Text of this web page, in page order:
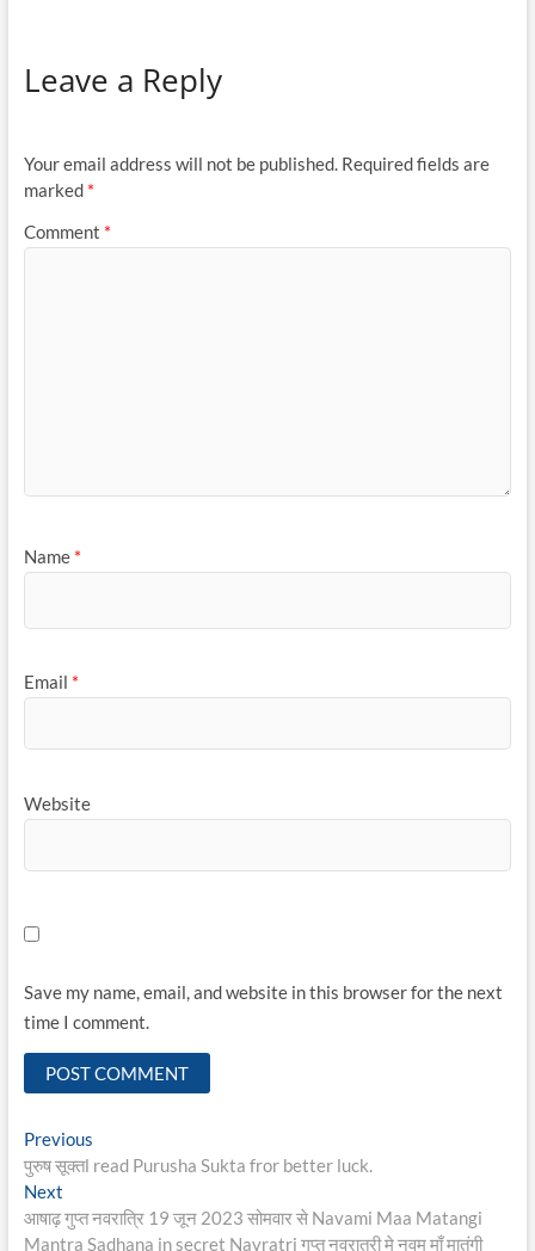
Leave a Reply
Your email address will not be published. Required fields are
marked *
Comment *
Name *
Email *
Website
Save my name, email, and website in this browser for the next
time I comment.
Post
navigation
PreviousPrevious
post:
पुरुष सूक्तl read Purusha Sukta fror better luck.
NextNext
post:
आषाढ़ गुप्त नवरात्रि 19 जून 2023 सोमवार से Navami Maa Matangi
Mantra Sadhana in secret Navratri गुप्त नवरात्री मे नवम माँ मातंगी